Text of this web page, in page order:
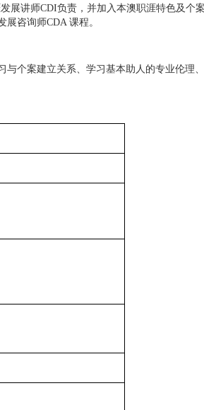
展讲师CDI负责，并加入本澳职涯特色及个
咨询师CDA 课程。
个案建立关系、学习基本助人的专业伦理